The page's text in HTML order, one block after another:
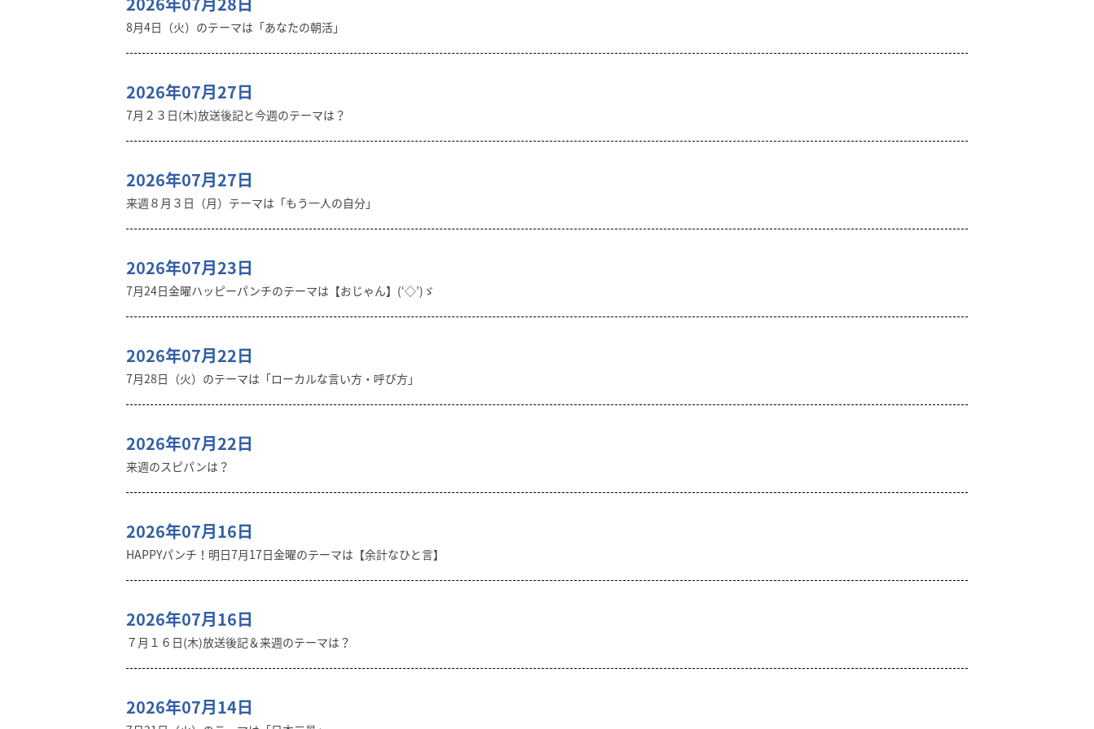
8月4日（火）のテーマは「あなたの朝活」
2026年07月27日
7月２３日(木)放送後記と今週のテーマは？
2026年07月27日
来週８月３日（月）テーマは「もう一人の自分」
2026年07月23日
7月24日金曜ハッピーパンチのテーマは【おじゃん】(‘◇’)ゞ
2026年07月22日
7月28日（火）のテーマは「ローカルな言い方・呼び方」
2026年07月22日
来週のスピパンは？
2026年07月16日
HAPPYパンチ！明日7月17日金曜のテーマは【余計なひと言】
2026年07月16日
７月１６日(木)放送後記＆来週のテーマは？
2026年07月14日